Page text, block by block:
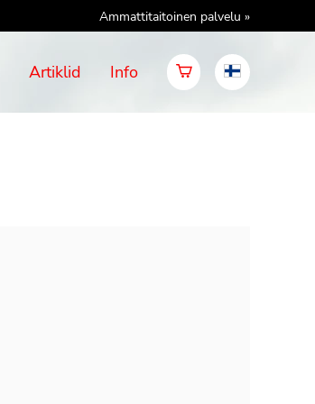
Ammattitaitoinen palvelu »
Artiklid Info